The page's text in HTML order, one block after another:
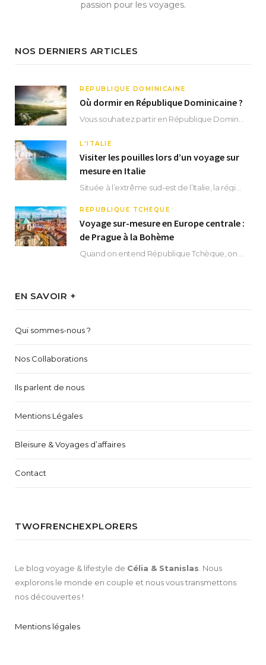
passion pour les voyages.
NOS DERNIERS ARTICLES
RÉPUBLIQUE DOMINICAINE
Où dormir en République Dominicaine ?
L'ITALIE
Visiter les pouilles lors d’un voyage sur
mesure en Italie
RÉPUBLIQUE TCHÈQUE
Voyage sur-mesure en Europe centrale :
de Prague à la Bohème
EN SAVOIR +
Qui sommes-nous ?
Nos Collaborations
Ils parlent de nous
Mentions Légales
Bleisure & Voyages d’affaires
Contact
TWOFRENCHEXPLORERS
Le blog voyage & lifestyle de Célia & Stanislas . Nous
explorons le monde en couple et nous vous transmettons
nos découvertes !
Mentions légales